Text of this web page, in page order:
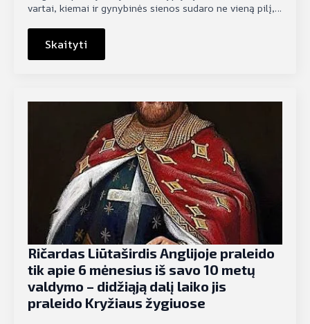
vartai, kiemai ir gynybinės sienos sudaro ne vieną pilį,…
Skaityti
Ričardas Liūtaširdis Anglijoje praleido
tik apie 6 mėnesius iš savo 10 metų
valdymo – didžiąją dalį laiko jis
praleido Kryžiaus žygiuose